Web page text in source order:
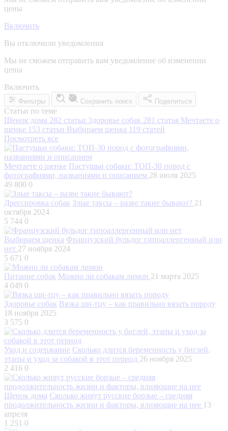
цены
Включить
Вы отключили уведомления
Мы не сможем отправить вам уведомление об изменении
цены
Включить
Фильтры Сохранить поиск Поделиться
Статьи по теме
Щенок дома 282 статьи Здоровье собак 281 статья Мечтаете о
щенке 153 статьи Выбираем щенка 119 статей
Посмотреть все
Мечтаете о щенке Пастушьи собаки: ТОП-30 пород с
фотографиями, названиями и описанием 28 июля 2025
49 800 0
Дрессировка собак Злые таксы – разве такие бывают? 21
октября 2024
5 744 0
Выбираем щенка Французский бульдог гипоаллергенный или
нет 27 ноября 2024
5 671 0
Питание собак Можно ли собакам лимон 21 марта 2025
4 049 0
Здоровье собак Вязка ши-тцу – как правильно вязать породу
18 ноября 2025
3 575 0
Уход и содержание Сколько длится беременность у биглей,
этапы и уход за собакой в этот период 26 ноября 2025
2 416 0
Щенок дома Сколько живут русские борзые – средняя
продолжительность жизни и факторы, влияющие на нее 13
апреля
1 251 0